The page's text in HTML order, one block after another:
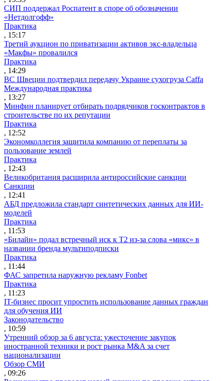
СИП поддержал Роспатент в споре об обозначении
«Нетдолгофф»
Практика
, 15:17
Третий аукцион по приватизации активов экс-владельца
«Макфы» провалился
Практика
, 14:29
ВС Швеции подтвердил передачу Украине сухогруза Caffa
Международная практика
, 13:27
Минфин планирует отбирать подрядчиков госконтрактов в
строительстве по их репутации
Практика
, 12:52
Экономколлегия защитила компанию от переплаты за
пользование землей
Практика
, 12:43
Великобритания расширила антироссийские санкции
Санкции
, 12:41
АБД предложила стандарт синтетических данных для ИИ-
моделей
Практика
, 11:53
«Билайн» подал встречный иск к Т2 из-за слова «микс» в
названии бренда мультиподписки
Практика
, 11:44
ФАС запретила наружную рекламу Fonbet
Практика
, 11:23
IT-бизнес просит упростить использование данных граждан
для обучения ИИ
Законодательство
, 10:59
Утренний обзор за 6 августа: ужесточение закупок
иностранной техники и рост рынка M&A за счет
национализации
Обзор СМИ
, 09:26